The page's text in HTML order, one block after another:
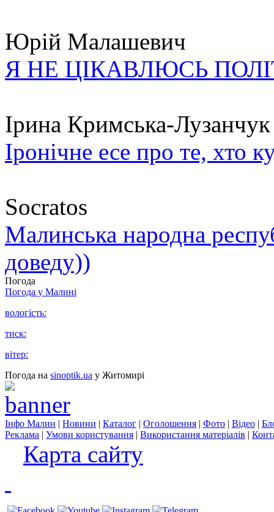
Юрій Малашевич
Я НЕ ЦІКАВЛЮСЬ
Ірина Кримська-Лузанчук
Іронічне есе про те, хто
Socratos
Малинська народна
доведу))
Погода
Погода у Малині
вологість:
тиск:
вітер:
Погода на sinoptik.ua у Житомирі
Інфо Малин | Новини | Каталог | Оголошення | Фото | Відео |
Реклама | Умови користування | Використання матеріалів |
Карта сайту